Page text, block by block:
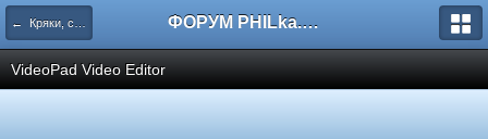
← Кряки, серийные номера, свежий варез ФОРУМ PHILka.RU
VideoPad Video Editor